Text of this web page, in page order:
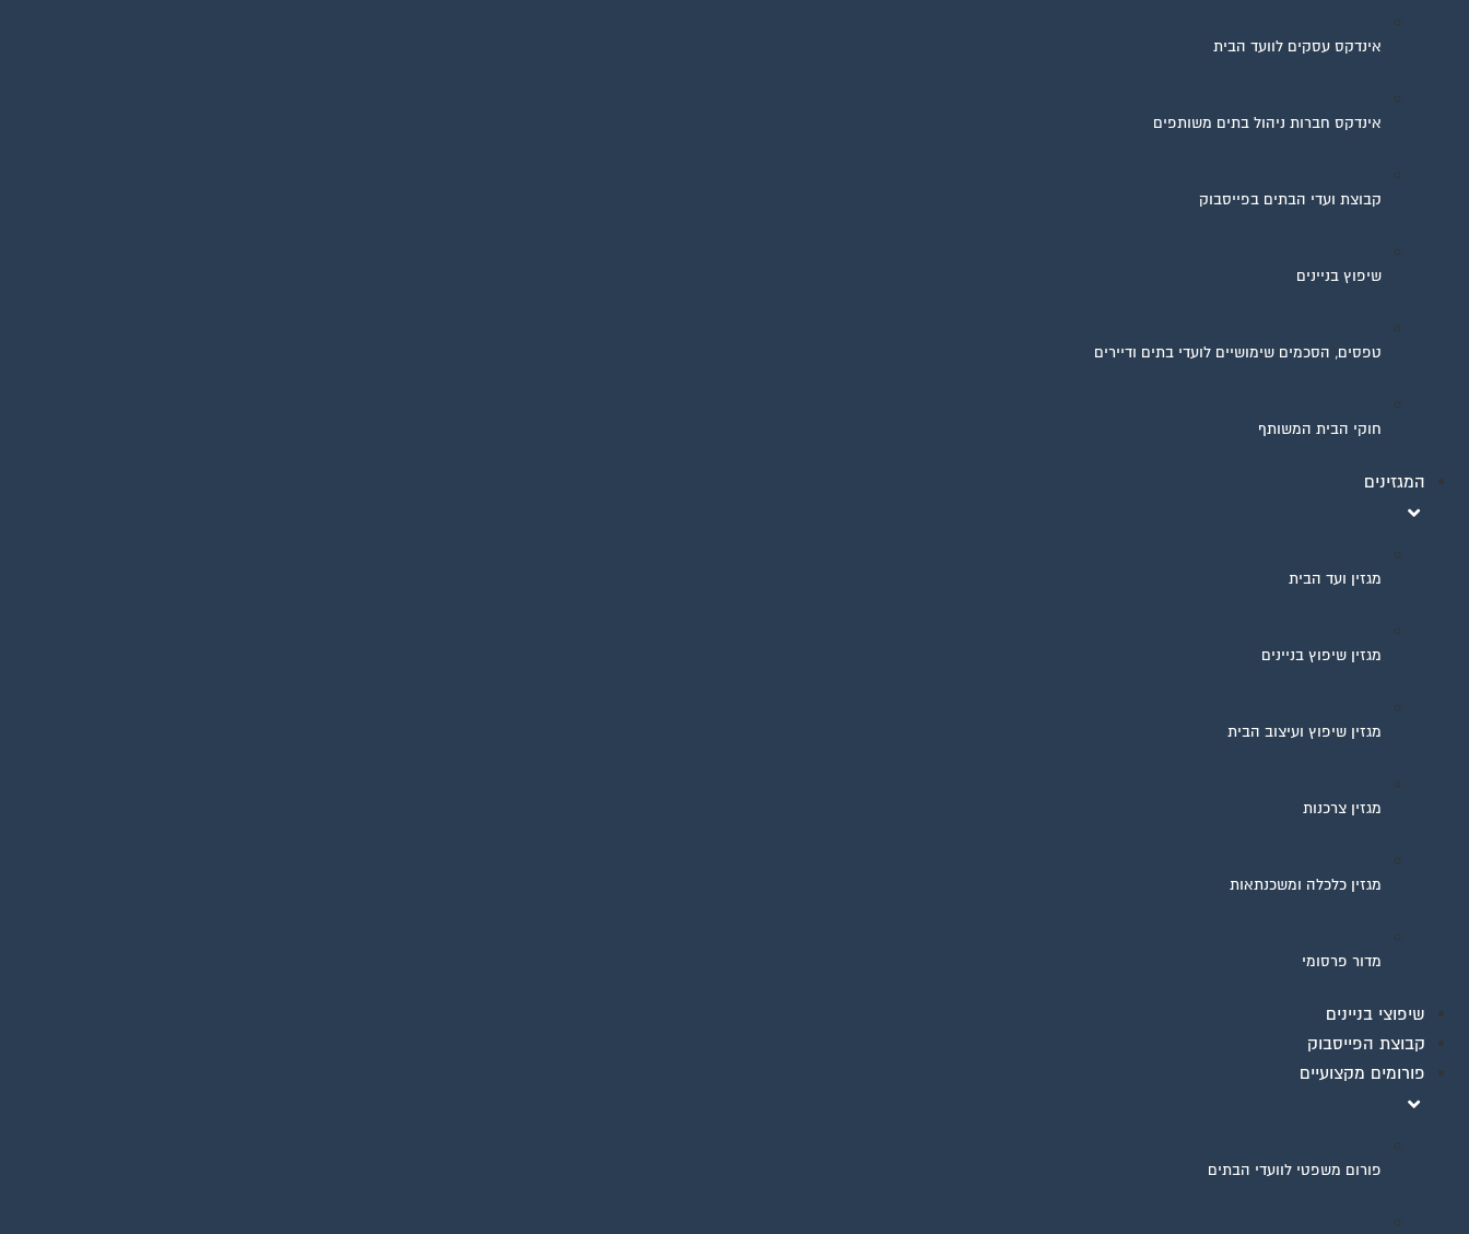
אינדקס עסקים לוועד הבית
אינדקס חברות ניהול בתים משותפים
קבוצת ועדי הבתים בפייסבוק
שיפוץ בניינים
טפסים, הסכמים שימושיים לועדי בתים ודיירים
חוקי הבית המשותף
המגזינים
מגזין ועד הבית
מגזין שיפוץ בניינים
מגזין שיפוץ ועיצוב הבית
מגזין צרכנות
מגזין כלכלה ומשכנתאות
מדור פרסומי
שיפוצי בניינים
קבוצת הפייסבוק
פורומים מקצועיים
פורום משפטי לוועדי הבתים